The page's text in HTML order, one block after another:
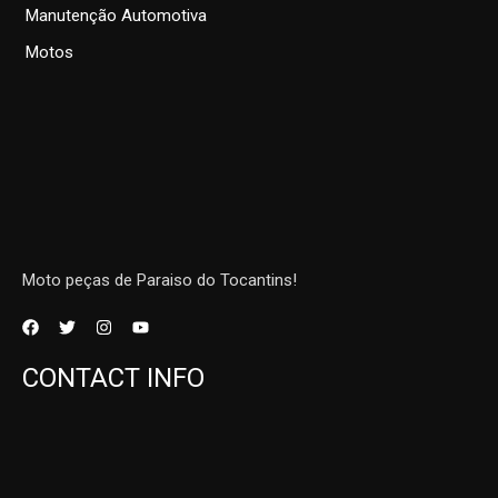
Manutenção Automotiva
Motos
Moto peças de Paraiso do Tocantins!
CONTACT INFO